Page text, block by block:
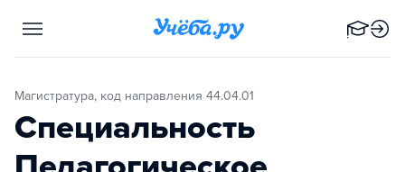
Магистратура, код направления 44.04.01
Специальность